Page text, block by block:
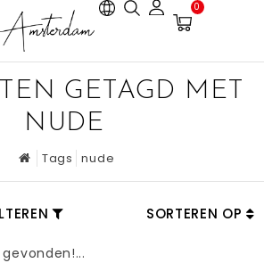
0
GETAGD MET
NUDE
Tags nude
SORTEREN OP